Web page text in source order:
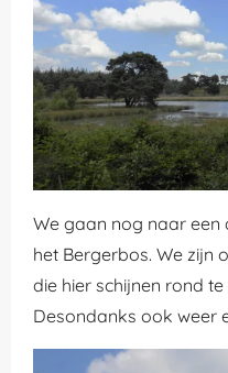
We gaan nog naar een
het Bergerbos. We zijn
die hier schijnen rond
Desondanks ook weer